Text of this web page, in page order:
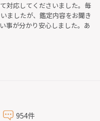
対応してくださいました。毎
ましたが、鑑定内容をお聞き
事が分かり安心しました。あ
954件